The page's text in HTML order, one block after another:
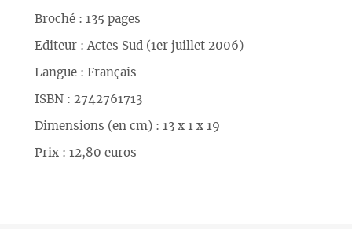
Broché : 135 pages
Editeur : Actes Sud (1er juillet 2006)
Langue : Français
ISBN : 2742761713
Dimensions (en cm) : 13 x 1 x 19
Prix : 12,80 euros